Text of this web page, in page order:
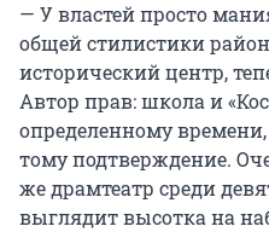
— У властей просто
общей стилистики
исторический центр,
Автор прав: школа и
определенному
тому подтверждение.
же драмтеатр среди
выглядит высотка на